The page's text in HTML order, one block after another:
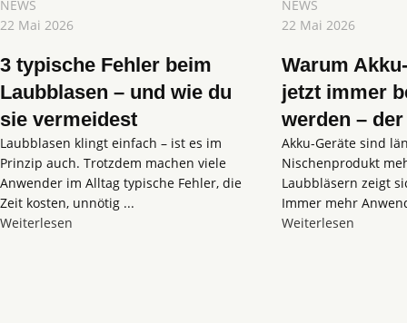
NEWS
22 Mai 2026
3 typische Fehler beim
Laubblasen – und wie du
sie vermeidest
Laubblasen klingt einfach – ist es im
Prinzip auch. Trotzdem machen viele
Anwender im Alltag typische Fehler, die
Zeit kosten, unnötig ...
Weiterlesen
NEWS
22 Mai 2026
Warum
jetzt immer
werden –
Akku-Geräte sind
Nischenprodukt
Laubbläsern zeigt
Immer mehr
Weiterlesen